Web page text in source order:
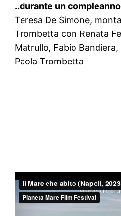
..durante un
Teresa De Simone,
Trombetta con Renata
Matrullo, Fabio
Paola Trombetta